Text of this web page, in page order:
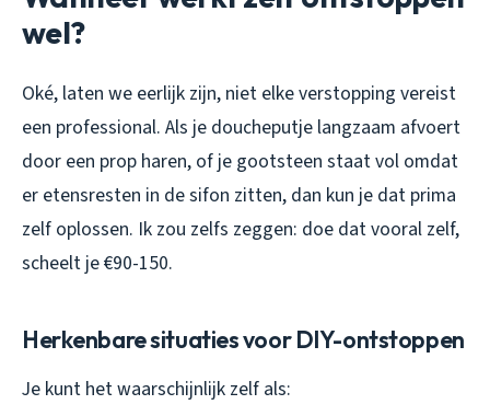
wel?
Oké, laten we eerlijk zijn, niet elke verstopping vereist
een professional. Als je doucheputje langzaam afvoert
door een prop haren, of je gootsteen staat vol omdat
er etensresten in de sifon zitten, dan kun je dat prima
zelf oplossen. Ik zou zelfs zeggen: doe dat vooral zelf,
scheelt je €90-150.
Herkenbare situaties voor DIY-ontstoppen
Je kunt het waarschijnlijk zelf als: